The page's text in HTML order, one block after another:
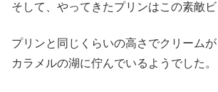
そして、やってきたプリンはこの素敵ビ
プリンと同じくらいの高さでクリームが
カラメルの湖に佇んでいるようでした。